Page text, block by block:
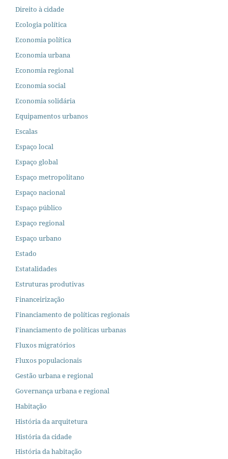
Direito à cidade
Ecologia política
Economia política
Economia urbana
Economia regional
Economia social
Economia solidária
Equipamentos urbanos
Escalas
Espaço local
Espaço global
Espaço metropolitano
Espaço nacional
Espaço público
Espaço regional
Espaço urbano
Estado
Estatalidades
Estruturas produtivas
Financeirização
Financiamento de políticas regionais
Financiamento de políticas urbanas
Fluxos migratórios
Fluxos populacionais
Gestão urbana e regional
Governança urbana e regional
Habitação
História da arquitetura
História da cidade
História da habitação